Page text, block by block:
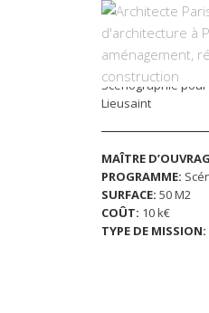
VERNI 77
Scénographie
Lieusaint
MAÎTRE
PROGRAMME:
SURFACE: 50 M2
COÛT: 10 k€
TYPE DE MISSION: